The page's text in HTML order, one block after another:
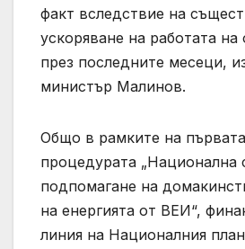
факт вследствие на
ускоряване на работата на
през последните месеци,
министър Малинов.
Общо в рамките на
процедурата „Национална
подпомагане на
на енергията от ВЕИ“,
линия на Националния